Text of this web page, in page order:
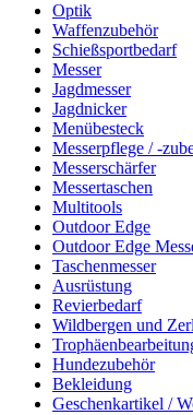
Optik
Waffenzubehör
Schießsportbedarf
Messer
Jagdmesser
Jagdnicker
Menübesteck
Messerpflege / -
Messerschärfer
Messertaschen
Multitools
Outdoor Edge
Outdoor Edge
Taschenmesser
Ausrüstung
Revierbedarf
Wildbergen und
Hundezubehör
Bekleidung
Geschenkartikel /